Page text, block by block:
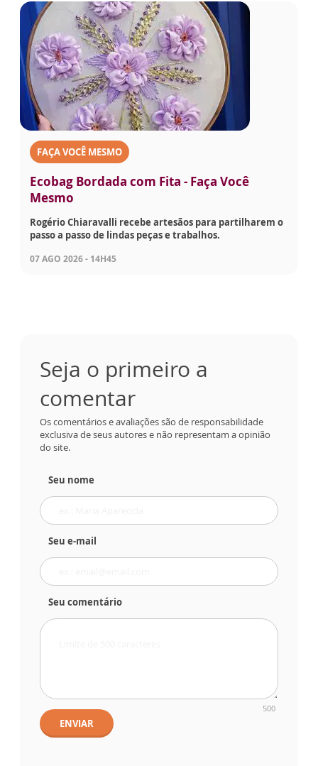
FAÇA VOCÊ MESMO
Ecobag Bordada com Fita - Faça Você
Mesmo
Rogério Chiaravalli recebe artesãos para partilharem o
passo a passo de lindas peças e trabalhos.
07 AGO 2026 - 14H45
Seja o primeiro a
comentar
Os comentários e avaliações são de responsabilidade
exclusiva de seus autores e não representam a opinião
do site.
Seu nome
Seu e-mail
Seu comentário
500
ENVIAR